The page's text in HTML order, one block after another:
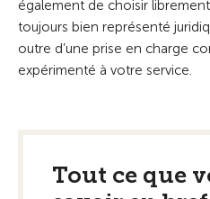
également de choisir
toujours bien représenté
outre d’une prise en charge
expérimenté à votre service.
Tout ce que